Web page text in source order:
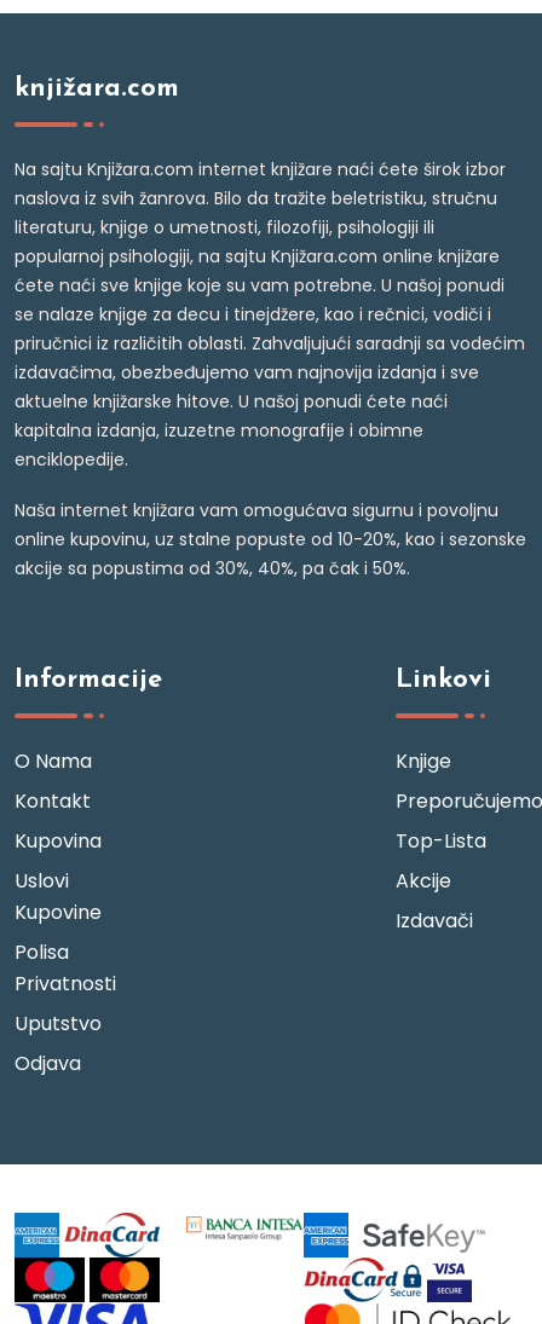
knjižara.com
Na sajtu Knjižara.com internet knjižare naći ćete širok izbor
naslova iz svih žanrova. Bilo da tražite beletristiku, stručnu
literaturu, knjige o umetnosti, filozofiji, psihologiji ili
popularnoj psihologiji, na sajtu Knjižara.com online knjižare
ćete naći sve knjige koje su vam potrebne. U našoj ponudi
se nalaze knjige za decu i tinejdžere, kao i rečnici, vodiči i
priručnici iz različitih oblasti. Zahvaljujući saradnji sa vodećim
izdavačima, obezbeđujemo vam najnovija izdanja i sve
aktuelne knjižarske hitove. U našoj ponudi ćete naći
kapitalna izdanja, izuzetne monografije i obimne
enciklopedije.
Naša internet knjižara vam omogućava sigurnu i povoljnu
online kupovinu, uz stalne popuste od 10-20%, kao i sezonske
akcije sa popustima od 30%, 40%, pa čak i 50%.
Informacije
O Nama
Kontakt
Kupovina
Uslovi
Kupovine
Polisa
Privatnosti
Uputstvo
Odjava
Linkovi
Knjige
Preporučujemo
Top-Lista
Akcije
Izdavači